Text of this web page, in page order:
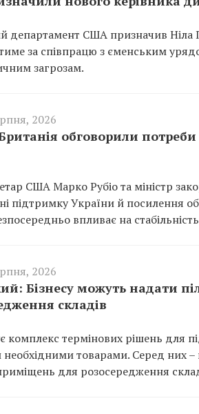
департамент США призначив Ніла
за співпрацю з єменським
загрозам.
2026
обговорили
США Марко Рубіо та міністр
підтримку України й посилення
впливає на
2026
Бізнесу можуть надати
складів
комплекс термінових рішень для
товарами. Серед них –
для розосередження